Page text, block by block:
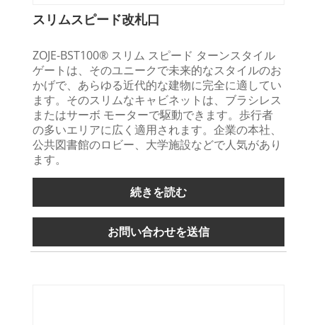
スリムスピード改札口
ZOJE-BST100® スリム スピード ターンスタイル
ゲートは、そのユニークで未来的なスタイルのお
かげで、あらゆる近代的な建物に完全に適してい
ます。そのスリムなキャビネットは、ブラシレス
またはサーボ モーターで駆動できます。歩行者
の多いエリアに広く適用されます。企業の本社、
公共図書館のロビー、大学施設などで人気があり
ます。
続きを読む
お問い合わせを送信